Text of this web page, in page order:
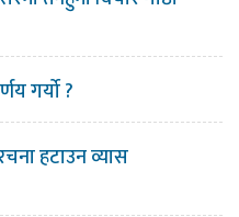
गर्यो ?
हटाउन व्यास